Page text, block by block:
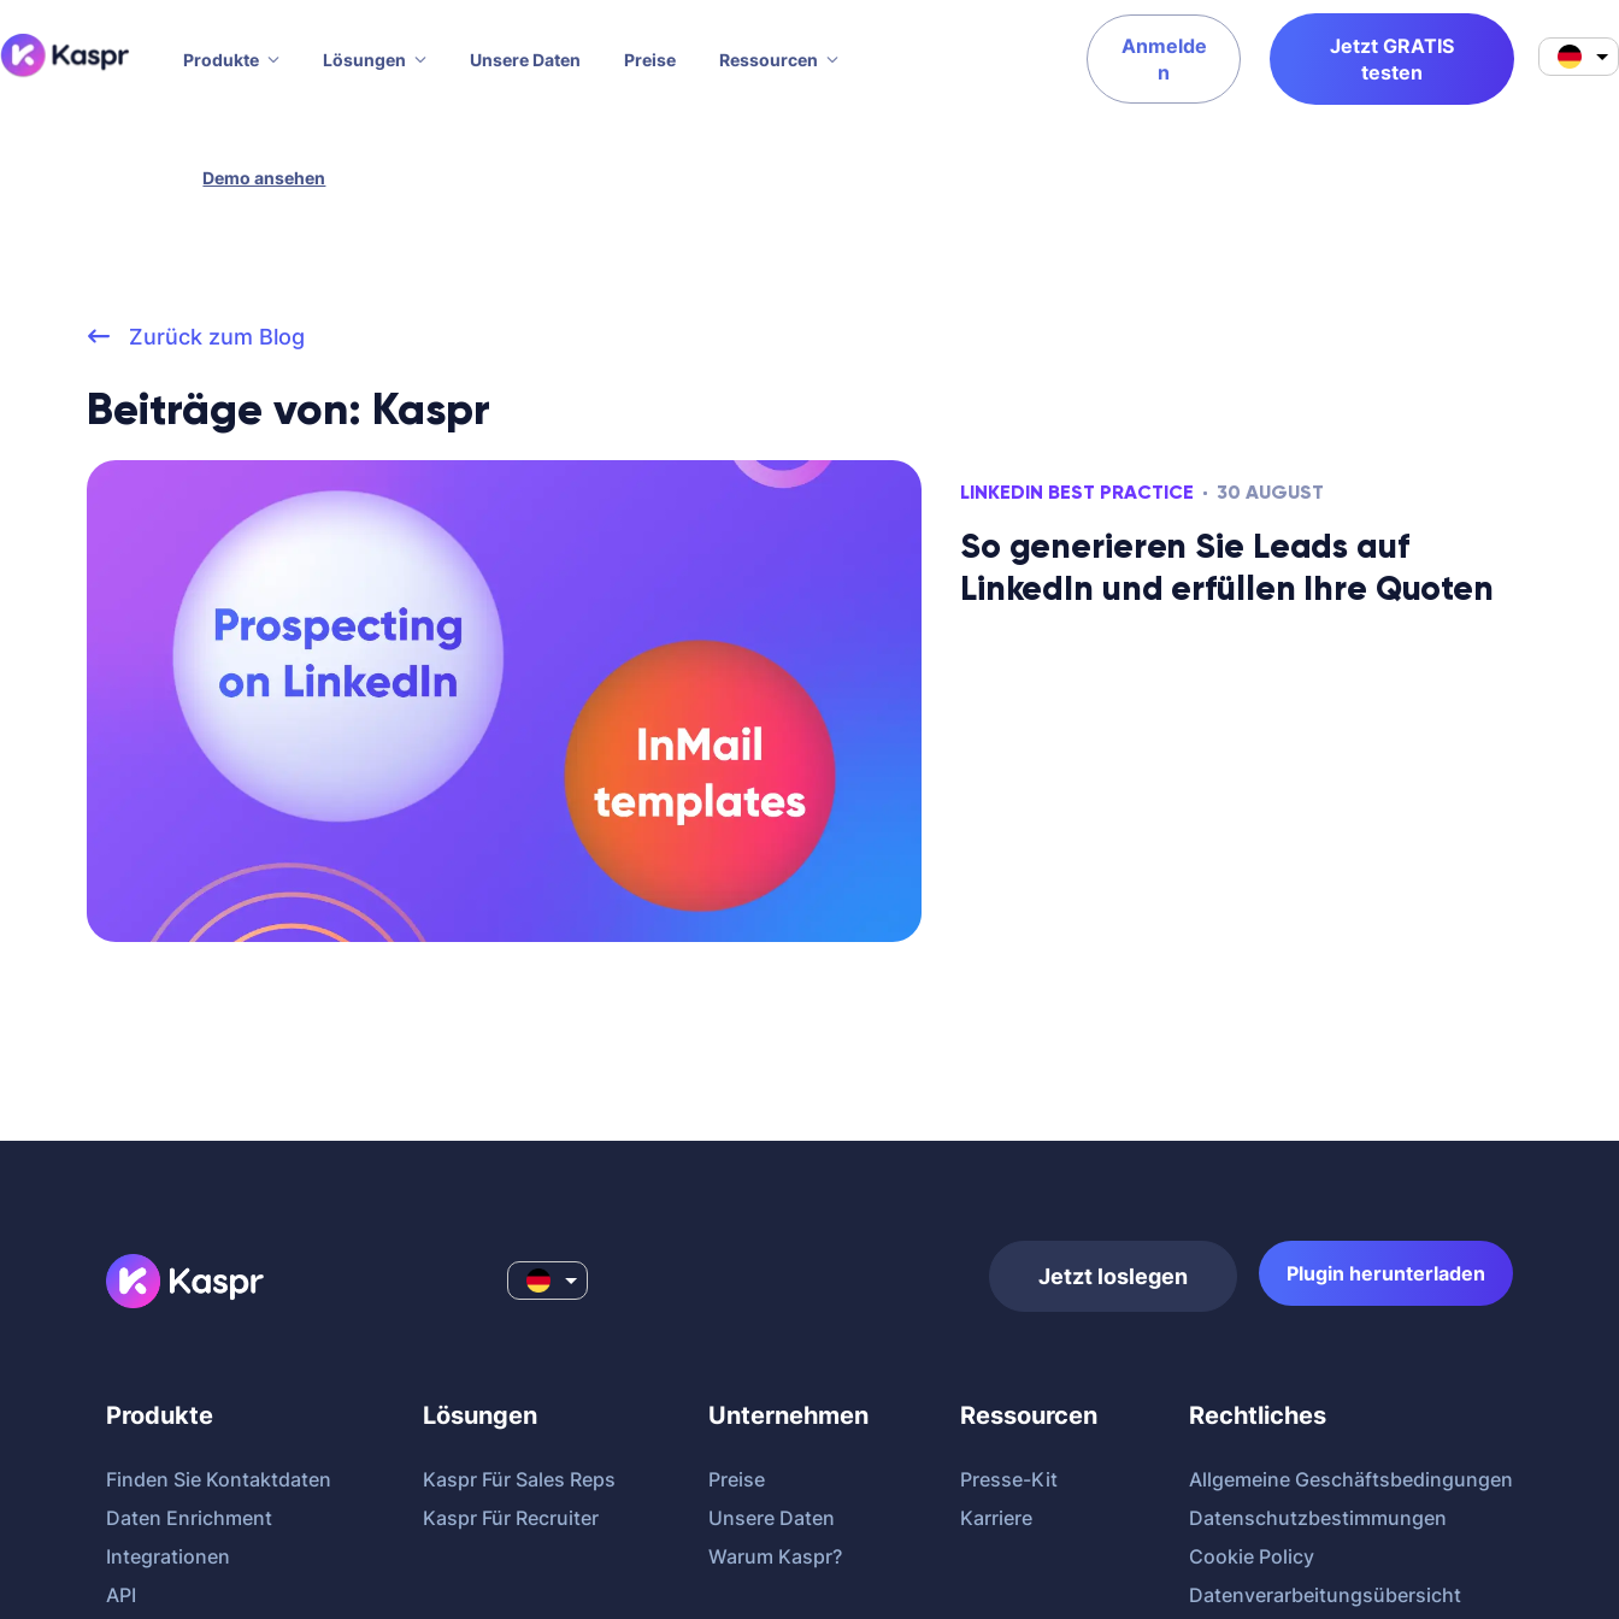
Produkte Lösungen Unsere Daten Preise Ressourcen
Demo ansehen
Anmelde
n
Jetzt GRATIS
testen
Zurück zum Blog
Beiträge von: Kaspr
LINKEDIN BEST PRACTICE 30 AUGUST
So generieren Sie Leads auf
LinkedIn und erfüllen Ihre Quoten
Jetzt loslegen Plugin herunterladen
Produkte
Finden Sie Kontaktdaten
Daten Enrichment
Integrationen
API
Lösungen
Kaspr Für Sales Reps
Kaspr Für Recruiter
Unternehmen
Preise
Unsere Daten
Warum Kaspr?
Ressourcen
Presse-Kit
Karriere
Rechtliches
Allgemeine Geschäftsbedingungen
Datenschutzbestimmungen
Cookie Policy
Datenverarbeitungsübersicht